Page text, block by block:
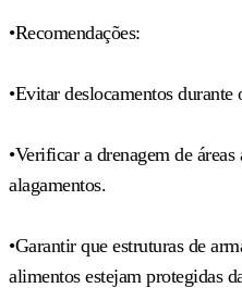
•Recomendações:
•Evitar deslocamentos
•Verificar a drenagem de
alagamentos.
•Garantir que estruturas de
alimentos estejam protegidas